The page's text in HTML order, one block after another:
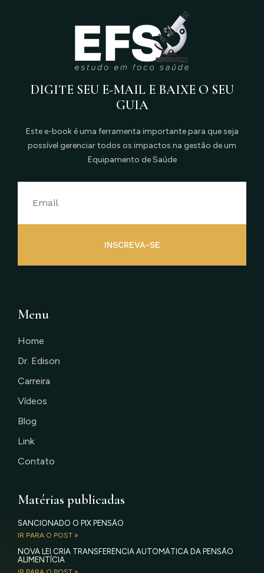
DIGITE SEU E-MAIL E BAIXE O SEU
GUIA
Este e-book é uma ferramenta importante para que seja
possível gerenciar todos os impactos na gestão de um
Equipamento de Saúde
INSCREVA-SE
Menu
Home
Dr. Edison
Carreira
Vídeos
Blog
Link
Contato
Matérias publicadas
SANCIONADO O PIX PENSÃO
IR PARA O POST »
NOVA LEI CRIA TRANSFERÊNCIA AUTOMÁTICA DA PENSÃO
ALIMENTÍCIA